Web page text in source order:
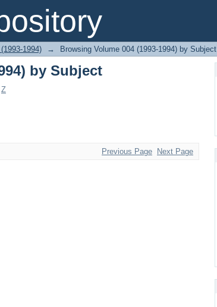
by Subject
1994) → Browsing Volume 004 (1993-1994) by Subject
by Subject
Z
Previous Page Next Page